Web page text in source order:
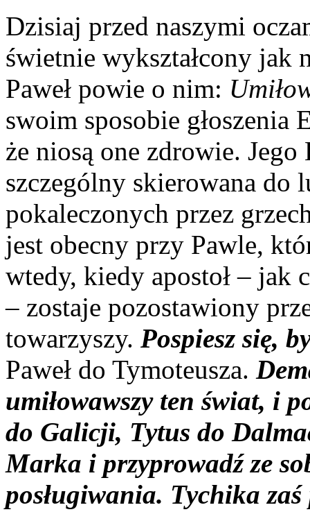
Dzisiaj przed naszymi
świetnie wykształcony jak
Paweł powie o nim:
swoim sposobie głoszenia
że niosą one zdrowie.
szczególny skierowana do
pokaleczonych przez
jest obecny przy Pawle,
wtedy, kiedy apostoł – jak
– zostaje pozostawiony
towarzyszy. Pospiesz się,
Paweł do Tymoteusza.
umiłowawszy ten świat, i
do Galicji, Tytus do
Marka i przyprowadź ze
posługiwania. Tychika zaś